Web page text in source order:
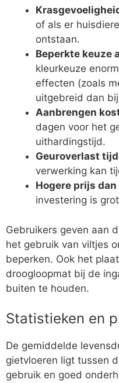
of als er
ontstaan.
Beperkte keuze
kleurkeuze
effecten (zoals
uitgebreid dan
Aanbrengen
dagen voor het
uithardingstijd.
Geuroverlast
verwerking kan
Hogere prijs
investering is
Gebruikers geven aan
het gebruik van viltjes
beperken. Ook het
droogloopmat bij de
buiten te houden.
Statistieken en
De gemiddelde
gietvloeren ligt tussen
gebruik en goed